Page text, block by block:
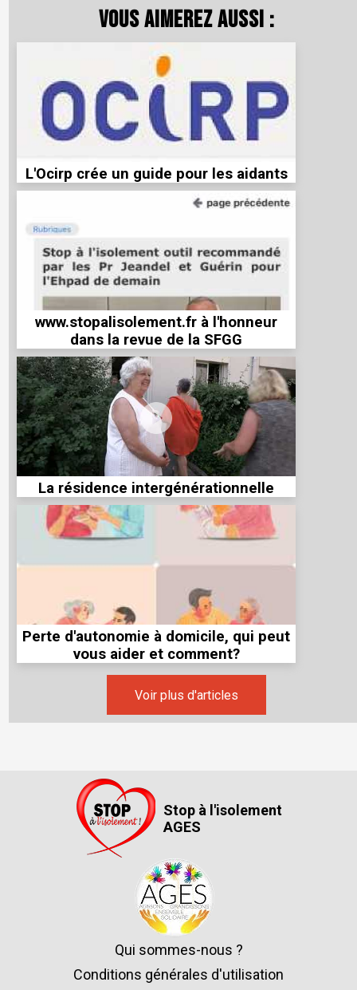
Vous aimerez aussi :
L'Ocirp crée un guide pour les aidants
www.stopalisolement.fr à l'honneur
dans la revue de la SFGG
La résidence intergénérationnelle
Perte d'autonomie à domicile, qui peut
vous aider et comment?
Voir plus d'articles
Stop à l'isolement
AGES
Qui sommes-nous ?
Conditions générales d'utilisation